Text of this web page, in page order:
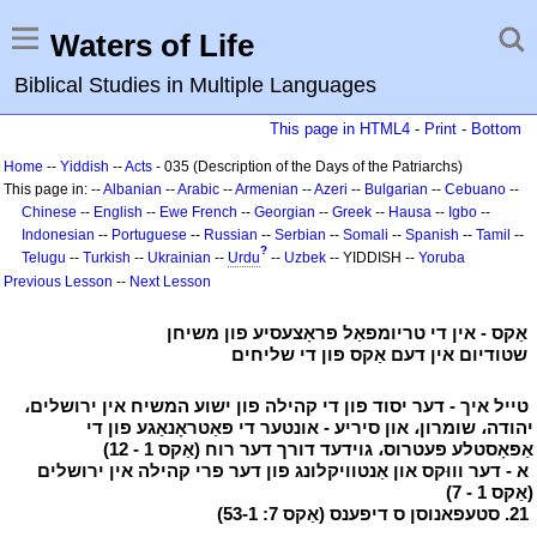
Waters of Life
Biblical Studies in Multiple Languages
This page in HTML4 - Print - Bottom
Home -- Yiddish --Acts - 035 (Description of the Days of the Patriarchs)
This page in: --Albanian --Arabic --Armenian --Azeri -- Bulgarian -- Cebuano --
Chinese -- English -- Ewe French -- Georgian -- Greek -- Hausa -- Igbo --
Indonesian -- Portuguese -- Russian -- Serbian -- Somali -- Spanish -- Tamil --
Telugu -- Turkish -- Ukrainian -- Urdu? -- Uzbek -- YIDDISH -- Yoruba
Previous Lesson -- Next Lesson
אַקס - אין די טריומפאַל פּראָצעסיע פון משיחן
שטודיום אין דעם אַקס פון די שליחים
טייל איך - דער יסוד פון די קהילה פון ישוע המשיח אין ירושלים،
יהודה، שומרון، און סיריע - אונטער די פּאַטראָנאַגע פון די
אַפּאָסטלע פעטרוס، גוידעד דורך דער רוח (אַקס 1 - 12)
א - דער וווּקס און אַנטוויקלונג פון דער פרי קהילה אין ירושלים
(אַקס 1 - 7)
21. סטעפאנוסן ס דיפענס (אַקס 7: 53-1)